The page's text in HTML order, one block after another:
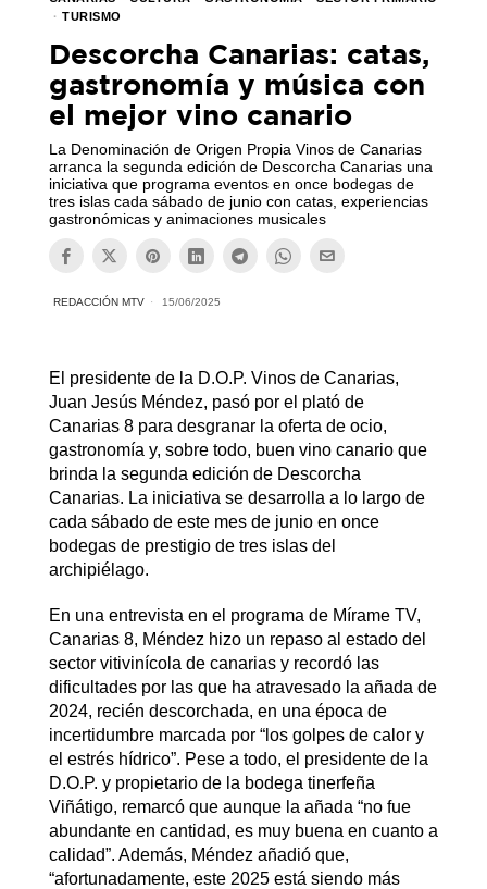
· TURISMO
Descorcha Canarias: catas,
gastronomía y música con
el mejor vino canario
La Denominación de Origen Propia Vinos de Canarias
arranca la segunda edición de Descorcha Canarias una
iniciativa que programa eventos en once bodegas de
tres islas cada sábado de junio con catas, experiencias
gastronómicas y animaciones musicales
REDACCIÓN MTV 15/06/2025
El presidente de la D.O.P. Vinos de Canarias,
Juan Jesús Méndez, pasó por el plató de
Canarias 8 para desgranar la oferta de ocio,
gastronomía y, sobre todo, buen vino canario que
brinda la segunda edición de Descorcha
Canarias. La iniciativa se desarrolla a lo largo de
cada sábado de este mes de junio en once
bodegas de prestigio de tres islas del
archipiélago.
En una entrevista en el programa de Mírame TV,
Canarias 8, Méndez hizo un repaso al estado del
sector vitivinícola de canarias y recordó las
dificultades por las que ha atravesado la añada de
2024, recién descorchada, en una época de
incertidumbre marcada por “los golpes de calor y
el estrés hídrico”. Pese a todo, el presidente de la
D.O.P. y propietario de la bodega tinerfeña
Viñátigo, remarcó que aunque la añada “no fue
abundante en cantidad, es muy buena en cuanto a
calidad”. Además, Méndez añadió que,
“afortunadamente, este 2025 está siendo más